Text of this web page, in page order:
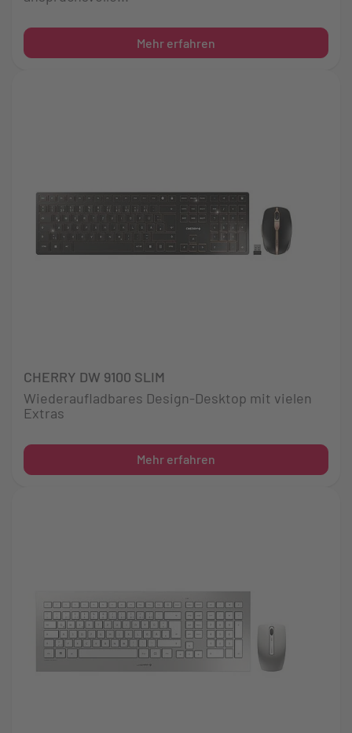
Mehr erfahren
CHERRY DW 9100 SLIM
Wiederaufladbares Design-Desktop mit vielen
Extras
Mehr erfahren